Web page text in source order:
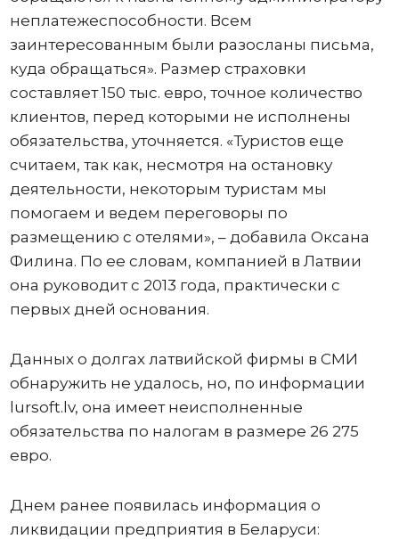
неплатежеспособности. Всем
заинтересованным были разосланы письма,
куда обращаться». Размер страховки
составляет 150 тыс. евро, точное количество
клиентов, перед которыми не исполнены
обязательства, уточняется. «Туристов еще
считаем, так как, несмотря на остановку
деятельности, некоторым туристам мы
помогаем и ведем переговоры по
размещению с отелями», – добавила Оксана
Филина. По ее словам, компанией в Латвии
она руководит с 2013 года, практически с
первых дней основания.
Данных о долгах латвийской фирмы в СМИ
обнаружить не удалось, но, по информации
lursoft.lv, она имеет неисполненные
обязательства по налогам в размере 26 275
евро.
Днем ранее появилась информация о
ликвидации предприятия в Беларуси: